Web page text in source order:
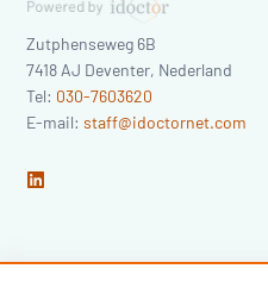
Zutphenseweg 6B
7418 AJ Deventer, Nederland
Tel: 030-7603620
E-mail:staff@idoctornet.com